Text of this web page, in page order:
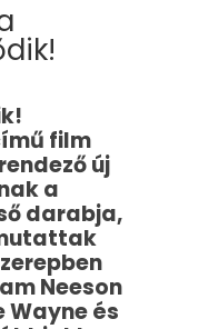
film
új
a
darabja,
Neeson
és